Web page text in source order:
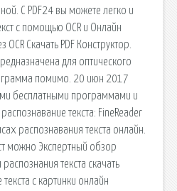
C PDF24 вы можете легко и
с помощью OCR и Онлайн
Скачать PDF Конструктор.
для оптического
помимо. 20 июн 2017
бесплатными программами и
текста: FineReader
распознавания текста онлайн.
можно Экспертный обзор
текста скачать
с картинки онлайн